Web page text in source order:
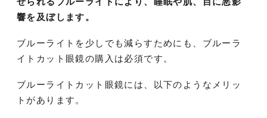
響を及ぼします。
ブルーライトを少しでも減らすためにも、ブルーラ
イトカット眼鏡の購入は必須です。
ブルーライトカット眼鏡には、以下のようなメリッ
トがあります。